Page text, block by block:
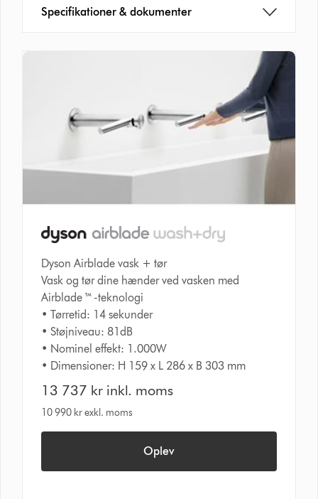
Specifikationer & dokumenter
Dyson Airblade vask + tør
Vask og tør dine hænder ved vasken med
Airblade ™ -teknologi
• Tørretid: 14 sekunder
• Støjniveau: 81dB
• Nominel effekt: 1.000W
• Dimensioner: H 159 x L 286 x B 303 mm
13 737 kr inkl. moms
10 990 kr exkl. moms
Oplev